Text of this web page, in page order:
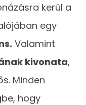
kerül a
egy
Valamint
kivonata,
Minden
hogy